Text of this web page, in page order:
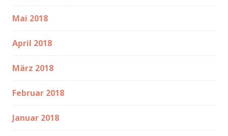
Mai 2018
April 2018
März 2018
Februar 2018
Januar 2018